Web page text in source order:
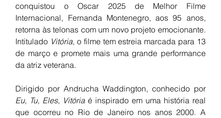
conquistou o Oscar 2025 de Melhor Filme
Internacional, Fernanda Montenegro, aos 95 anos,
retorna às telonas com um novo projeto emocionante.
Intitulado Vitória, o filme tem estreia marcada para 13
de março e promete mais uma grande performance
da atriz veterana.
Dirigido por Andrucha Waddington, conhecido por
Eu, Tu, Eles, Vitória é inspirado em uma história real
que ocorreu no Rio de Janeiro nos anos 2000. A